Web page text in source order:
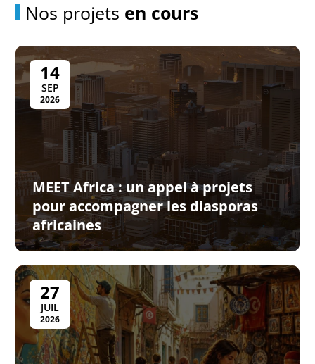
Nos projets en cours
14
SEP
2026
MEET Africa : un appel à projets
pour accompagner les diasporas
africaines
27
JUIL
2026